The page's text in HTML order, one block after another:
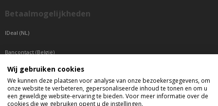
Betaalmogelijkheden
IDeal (NL)
Bancontact (België)
Sepa betaling (Overige landen)
Telefonisch bereikbaar
Wij gebruiken cookies
We kunnen deze plaatsen voor analyse van onze bezoekersgegevens, om
onze website te verbeteren, gepersonaliseerde inhoud te tonen en om u
een geweldige website-ervaring te bieden. Voor meer informatie over de
cookies die we gebruiken opent u de instellingen.